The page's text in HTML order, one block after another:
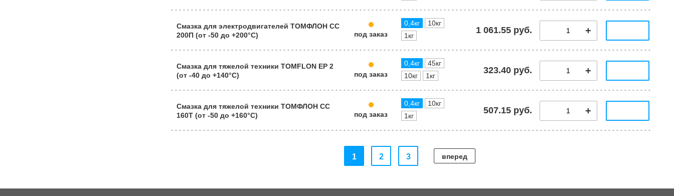
Смазка для электродвигателей ТОМФЛОН СС
200П (от -50 до +200°C)
под заказ
0,4кг
10кг
1кг
1 061.55 руб.
Смазка для тяжелой техники TOMFLON EP 2
(от -40 до +140°C)
под заказ
0,4кг
45кг
10кг
1кг
323.40 руб.
Смазка для тяжелой техники ТОМФЛОН СС
160Т (от -50 до +160°C)
под заказ
0,4кг
10кг
1кг
507.15 руб.
1 2 3 вперед